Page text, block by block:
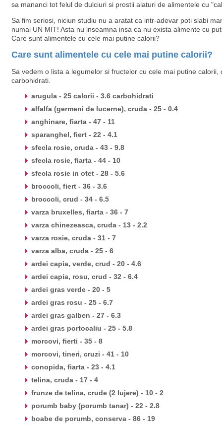
sa mananci tot felul de dulciuri si prostii alaturi de alimentele cu
Sa fim seriosi, niciun studiu nu a aratat ca intr-adevar poti slabi
numai UN MIT! Asta nu inseamna insa ca nu exista alimente cu
Care sunt alimentele cu cele mai putine calorii?
Care sunt alimentele cu cele mai putine calorii?
Sa vedem o lista a legumelor si fructelor cu cele mai putine
carbohidrati.
arugula - 25 calorii - 3.6 carbohidrati
alfalfa (germeni de lucerne), cruda - 25 - 0.4
anghinare, fiarta - 47 - 11
sparanghel, fiert - 22 - 4.1
sfecla rosie, cruda - 43 - 9.8
sfecla rosie, fiarta - 44 - 10
sfecla rosie in otet - 28 - 5.6
broccoli, fiert - 36 - 3.6
broccoli, crud - 34 - 6.5
varza bruxelles, fiarta - 36 - 7
varza chinezeasca, cruda - 13 - 2.2
varza rosie, cruda - 31 - 7
varza alba, cruda - 25 - 6
ardei capia, verde, crud - 20 - 4.6
ardei capia, rosu, crud - 32 - 6.4
ardei gras verde - 20 - 5
ardei gras rosu - 25 - 6.7
ardei gras galben - 27 - 6.3
ardei gras portocaliu - 25 - 5.8
morcovi, fierti - 35 - 8
morcovi, tineri, cruzi - 41 - 10
conopida, fiarta - 23 - 4.1
telina, cruda - 17 - 4
frunze de telina, crude (2 lujere) - 10 - 2
porumb baby (porumb tanar) - 22 - 2.8
boabe de porumb, conserva - 86 - 19